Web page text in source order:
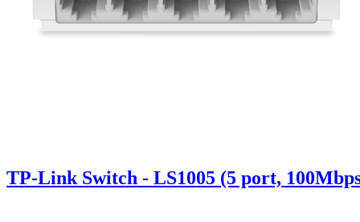
TP-Link Switch - LS1005 (5 port,